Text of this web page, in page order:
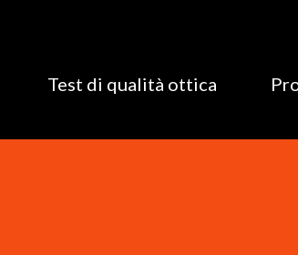
Test di qualità ottica